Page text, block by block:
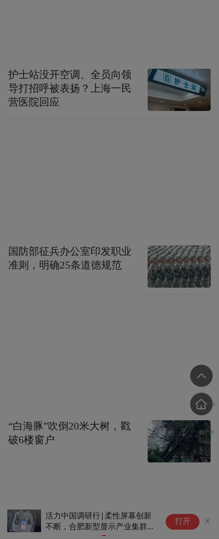
中国调研行|柔性屏幕创新
，合肥新型显示产业集群蓄
中国的刀产量，究
打开
护士站没开空调、全员向领
导打招呼被表扬？上海一民
营医院回应
国防部征兵办公室印发职业
准则，明确25条道德规范
“白海豚”吹倒20米大树，戳
破6楼窗户